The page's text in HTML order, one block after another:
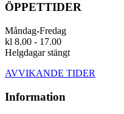
ÖPPETTIDER
Måndag-Fredag
kl 8.00 - 17.00
Helgdagar stängt
AVVIKANDE TIDER
Information